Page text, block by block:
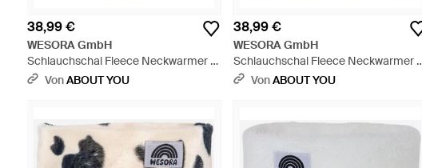
38,99 €
WESORA GmbH
Schlauchschal Fleece Neckwarmer -
Schwarz
VonABOUT YOU
38,99 €
WESORA GmbH
Schlauchschal Fleece Neckwarmer -
BlauVonABOUT YOU